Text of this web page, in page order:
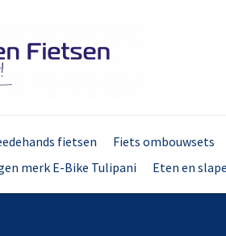
fietsen Fiets ombouwsets
merk E-Bike Tulipani Eten en